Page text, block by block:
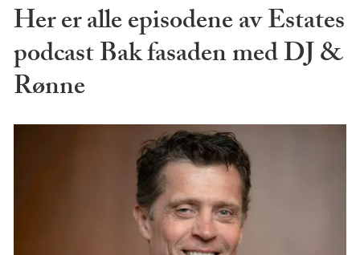
Her er alle episodene av Estates
podcast Bak fasaden med DJ &
Rønne